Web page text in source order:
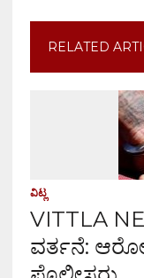
RELATED
ವಿಟ್ಲ
VITTLA
ವರ್ತನೆ: